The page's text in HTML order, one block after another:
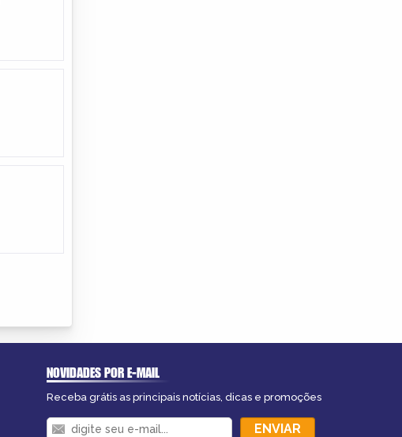
NOVIDADES POR E-MAIL
Receba grátis as principais notícias, dicas e promoções